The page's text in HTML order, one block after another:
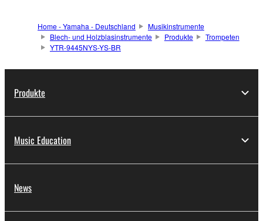
Home - Yamaha - Deutschland
Musikinstrumente
Blech- und Holzblasinstrumente
Produkte
Trompeten
YTR-9445NYS-YS-BR
Produkte
Music Education
News